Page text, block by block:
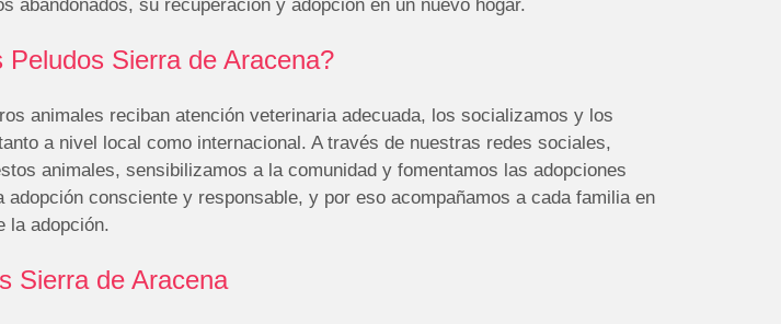
abandonados, su recuperación y adopción en un nuevo hogar.
Sierra de Aracena?
animales reciban atención veterinaria adecuada, los socializamos y los
a nivel local como internacional. A través de nuestras redes sociales,
animales, sensibilizamos a la comunidad y fomentamos las adopciones
adopción consciente y responsable, y por eso acompañamos a cada familia en
la adopción.
Sierra de Aracena